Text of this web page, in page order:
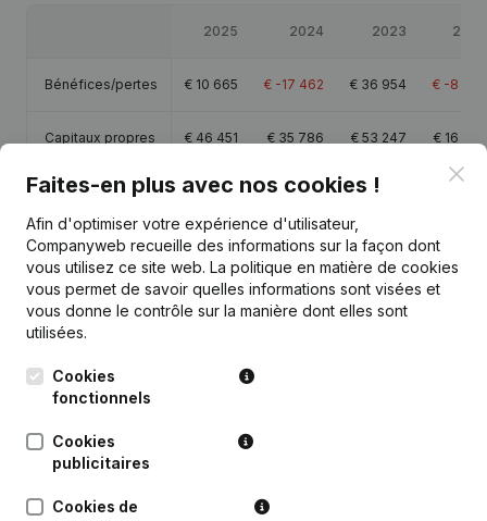
2025 2024 2023 2022
Bénéfices/pertes € 10 665 € -17 462 € 36 954 € -8 792
Capitaux propres € 46 451 € 35 786 € 53 247 € 16 293
Marge brute € -2 748 € -3 404 €84 192
Publicationsde Soil Care
Date Publication
14-09-2023
Statuts (Traduction, Coordination,
Faites-en plus avec nos cookies !
Afin d'optimiser votre expérience d'utilisateur,
Companyweb recueille des informations sur la façon dont
vous utilisez ce site web. La politique en matière de cookies
vous permet de savoir quelles informations sont visées et
vous donne le contrôle sur la manière dont elles sont
utilisées.
Cookies
fonctionnels
Cookies
publicitaires
Cookies de